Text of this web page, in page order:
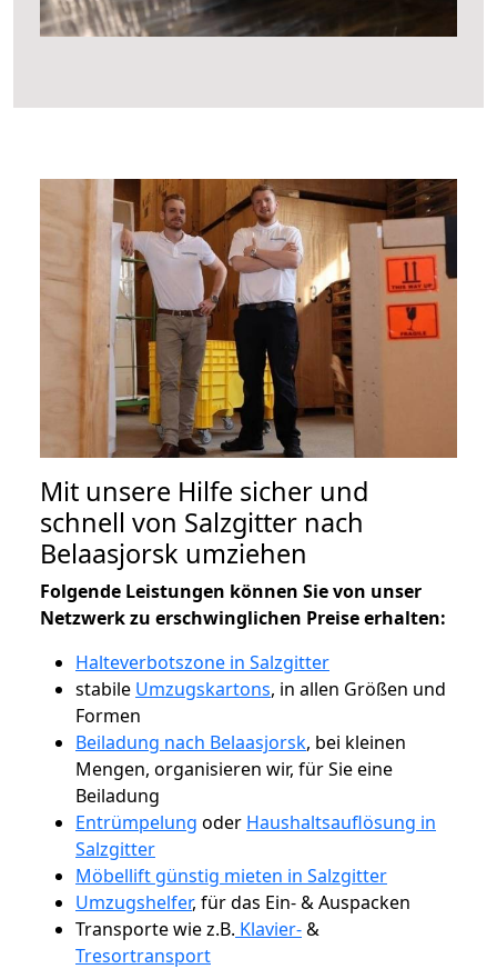
Mit unsere Hilfe sicher und
schnell von Salzgitter nach
Belaasjorsk umziehen
Folgende Leistungen können Sie von unser
Netzwerk zu erschwinglichen Preise erhalten:
Halteverbotszone in Salzgitter
stabile Umzugskartons, in allen Größen und
Formen
Beiladung nach Belaasjorsk, bei kleinen
Mengen, organisieren wir, für Sie eine
Beiladung
Entrümpelung oder Haushaltsauflösung in
Salzgitter
Möbellift günstig mieten in Salzgitter
Umzugshelfer, für das Ein- & Auspacken
Transporte wie z.B. Klavier-&
Tresortransport